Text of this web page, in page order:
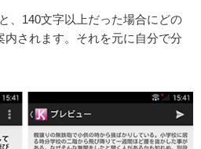
、140文字以上だった場合にどの
内されます。それを元に自分で分